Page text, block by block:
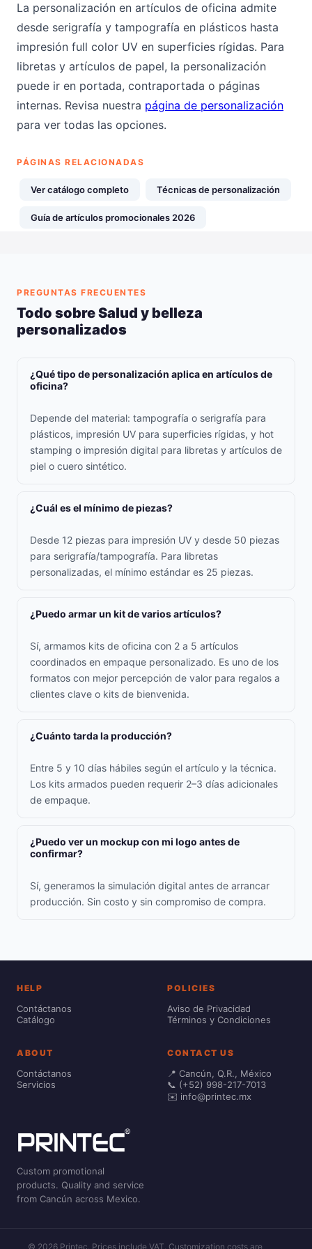
La personalización en artículos de oficina admite
desde serigrafía y tampografía en plásticos hasta
impresión full color UV en superficies rígidas. Para
libretas y artículos de papel, la personalización
puede ir en portada, contraportada o páginas
internas. Revisa nuestra página de personalización
para ver todas las opciones.
PÁGINAS RELACIONADAS
Ver catálogo completo Técnicas de personalización
Guía de artículos promocionales 2026
PREGUNTAS FRECUENTES
Todo sobre Salud y belleza
personalizados
¿Qué tipo de personalización aplica en artículos de
oficina?
Depende del material: tampografía o serigrafía para
plásticos, impresión UV para superficies rígidas, y hot
stamping o impresión digital para libretas y artículos de
piel o cuero sintético.
¿Cuál es el mínimo de piezas?
Desde 12 piezas para impresión UV y desde 50 piezas
para serigrafía/tampografía. Para libretas
personalizadas, el mínimo estándar es 25 piezas.
¿Puedo armar un kit de varios artículos?
Sí, armamos kits de oficina con 2 a 5 artículos
coordinados en empaque personalizado. Es uno de los
formatos con mejor percepción de valor para regalos a
clientes clave o kits de bienvenida.
¿Cuánto tarda la producción?
Entre 5 y 10 días hábiles según el artículo y la técnica.
Los kits armados pueden requerir 2–3 días adicionales
de empaque.
¿Puedo ver un mockup con mi logo antes de
confirmar?
Sí, generamos la simulación digital antes de arrancar
producción. Sin costo y sin compromiso de compra.
HELP
Contáctanos
Catálogo
POLICIES
Aviso de Privacidad
Términos y Condiciones
ABOUT
Contáctanos
Servicios
CONTACT US
📍 Cancún, Q.R., México
📞 (+52) 998-217-7013
✉️ info@printec.mx
Custom promotional
products. Quality and service
from Cancún across Mexico.
© 2026 Printec. Prices include VAT. Customization costs are